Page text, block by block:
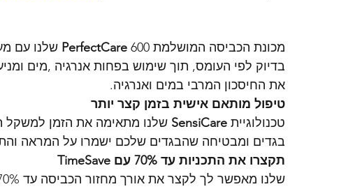
מכונת הכביסה המושלמת PerfectCare
בדיוק לפי העומס, תוך שימוש בפחות אנרגיה ,מים
את החיסכון המרבי במים ואנרגיה.
טיפול מותאם אישית בזמן קצר יותר
טכנולוגיית SensiCare שלנו מתאימה את הזמן למשקל
בגדים ומבטיחה שהבגדים שלכם ישמרו על המראה
תקצרו את התכניות עד 70% עם TimeSave